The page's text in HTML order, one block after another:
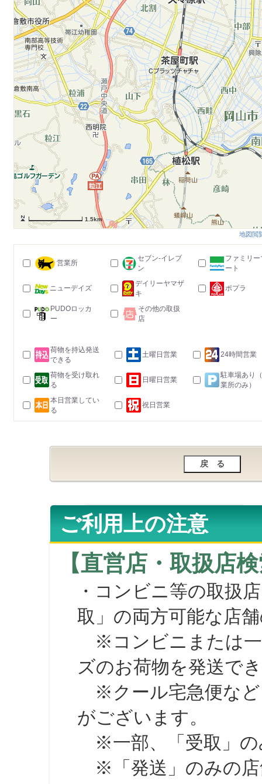
1.5km
地図閲
営業所
セブン-イレブ
ン
ファミリー
ート
ニューデイズ
デイリーヤマザ
キ
ポプラ
PUDOロッカ
ー
その他の取扱
店
荷物を持込発送
できる
土曜日営業 24時間営業
荷物を受け取れ
る
日曜日営業
駐車場あり
業所のみ）
本日営業してい
る
祝日営業
ご利用上の注意
【直営店・取扱店
・コンビニ等の取扱
取」の両方可能な店
※コンビニまたは一
ズのお荷物を発送で
※クール宅急便など
がございます。
※一部、「受取」の
※「発送」のみの店